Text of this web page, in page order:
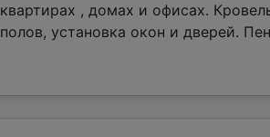
квартирах , домах и офисах.
полов, установка окон и дверей.